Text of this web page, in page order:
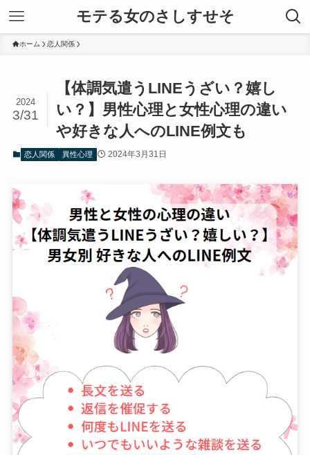
モテる女のさしすせそ
ホーム 恋人関係
【体調気遣うLINEうざい？嬉し
い？】男性心理と女性心理の違い
や好きな人へのLINE例文も
2024
3/31
恋人関係 異性心理 2024年3月31日